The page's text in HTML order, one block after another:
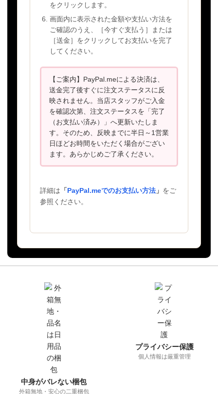
をクリックします。
画面内に表示された金額や支払い方法を
ご確認のうえ、［今すぐ支払う］または
［送金］をクリックしてお支払いを完了
してください。
【ご案内】PayPal.meによる決済は、
送金完了後すぐに注文ステータスに反
映されません。当店スタッフがご入金
を確認次第、注文ステータスを「完了
（お支払い済み）」へ更新いたしま
す。そのため、反映までに半日～1営業
日ほどお時間をいただく場合がござい
ます。あらかじめご了承ください。
詳細は 「 PayPal.meでのお支払い方法 」 をご
参照ください。
ご安心ポイント
中身がバレない梱包
外箱無地・安心の二重梱包
プライバシー保護
個人情報は厳重管理